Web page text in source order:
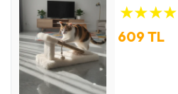
★★★★
609 TL